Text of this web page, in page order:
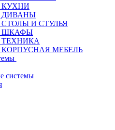
КУХНИ
ДИВАНЫ
СТОЛЫ И СТУЛЬЯ
ШКАФЫ
ТЕХНИКА
КОРПУСНАЯ МЕБЕЛЬ
системы